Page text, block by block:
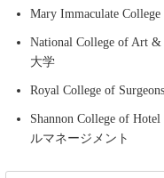
Mary Immaculate
National College of Art
大学
Royal College of
Shannon College of
ルマネージメント